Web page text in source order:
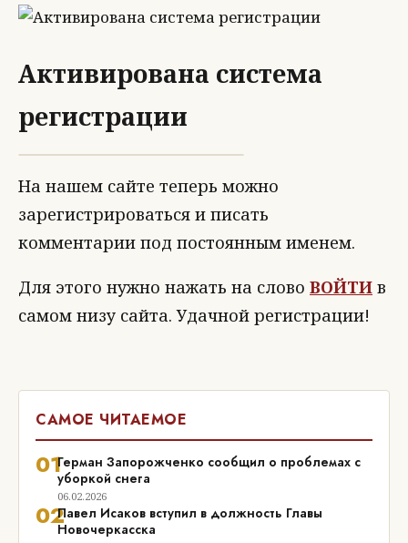
Активирована система
регистрации
На нашем сайте теперь можно
зарегистрироваться и писать
комментарии под постоянным именем.
Для этого нужно нажать на слово ВОЙТИ в
самом низу сайта. Удачной регистрации!
САМОЕ ЧИТАЕМОЕ
01Герман Запорожченко сообщил о проблемах с
уборкой снега
06.02.2026
02Павел Исаков вступил в должность Главы
Новочеркасска